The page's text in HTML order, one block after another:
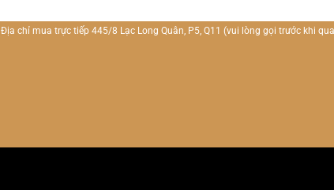
Địa chỉ mua trực tiếp 445/8 Lạc Long Quân, P5, Q11 (vui lòng gọi trước khi